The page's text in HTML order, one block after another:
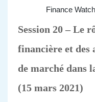
Finance
Session 20 – Le
financière et des
de marché dans
(15 mars 2021)